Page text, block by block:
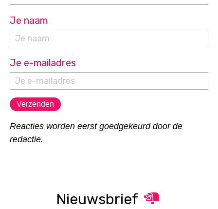
Je naam
Je e-mailadres
Reacties worden eerst goedgekeurd door de
redactie.
Nieuwsbrief